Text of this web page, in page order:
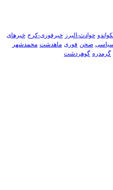
حوادث-البرز خبرفوری-کرج خبرهای
صحن فوری ماهدشت محمدشهر
گرمدره گوهردشت